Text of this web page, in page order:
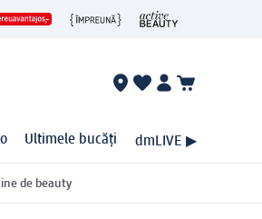
Ultimele bucăți dmLIVE ▶
de beauty